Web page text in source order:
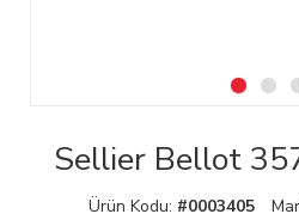
Sellier Bellot
Ürün Kodu: #0003405